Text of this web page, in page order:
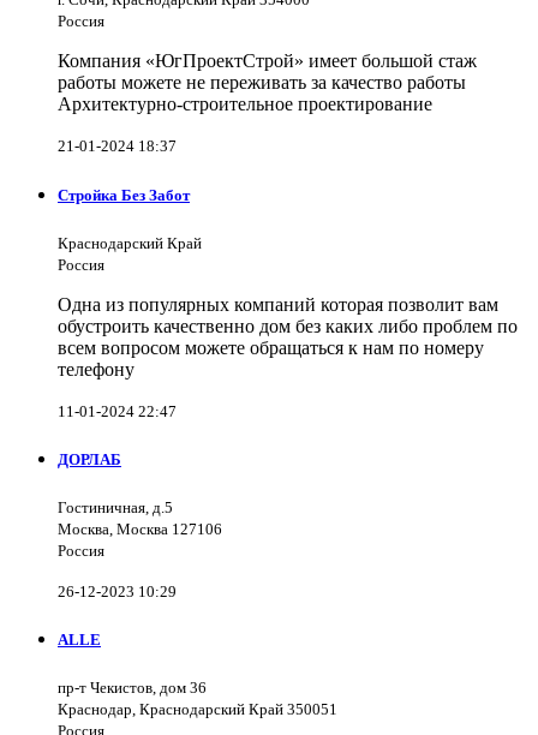
Россия
Компания «ЮгПроектСтрой» имеет большой стаж
работы можете не переживать за качество работы
Архитектурно-строительное проектирование
21-01-2024 18:37
Стройка Без Забот
Краснодарский Край
Россия
Одна из популярных компаний которая позволит вам
обустроить качественно дом без каких либо проблем по
всем вопросом можете обращаться к нам по номеру
телефону
11-01-2024 22:47
ДОРЛАБ
Гостиничная, д.5
Москва, Москва 127106
Россия
26-12-2023 10:29
ALLE
пр-т Чекистов, дом 36
Краснодар, Краснодарский Край 350051
Россия